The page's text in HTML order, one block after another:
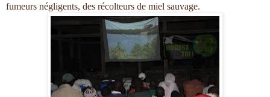
fumeurs négligents, des récolteurs de miel sauvage.